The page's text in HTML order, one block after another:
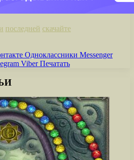
последней скачайте
Одноклассники Messenger
Viber Печатать